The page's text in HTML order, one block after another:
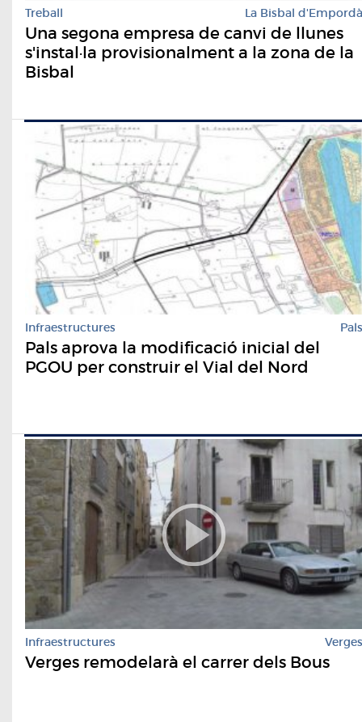
Treball La Bisbal d'Empordà
Una segona empresa de canvi de llunes
s'instal·la provisionalment a la zona de la
Bisbal
Infraestructures Pals
Pals aprova la modificació inicial del
PGOU per construir el Vial del Nord
Infraestructures Verges
Verges remodelarà el carrer dels Bous